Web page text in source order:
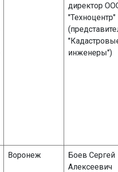
директор
"Техноцентр"
инженеры")
Воронеж
Боев Сергей
Алексеевич